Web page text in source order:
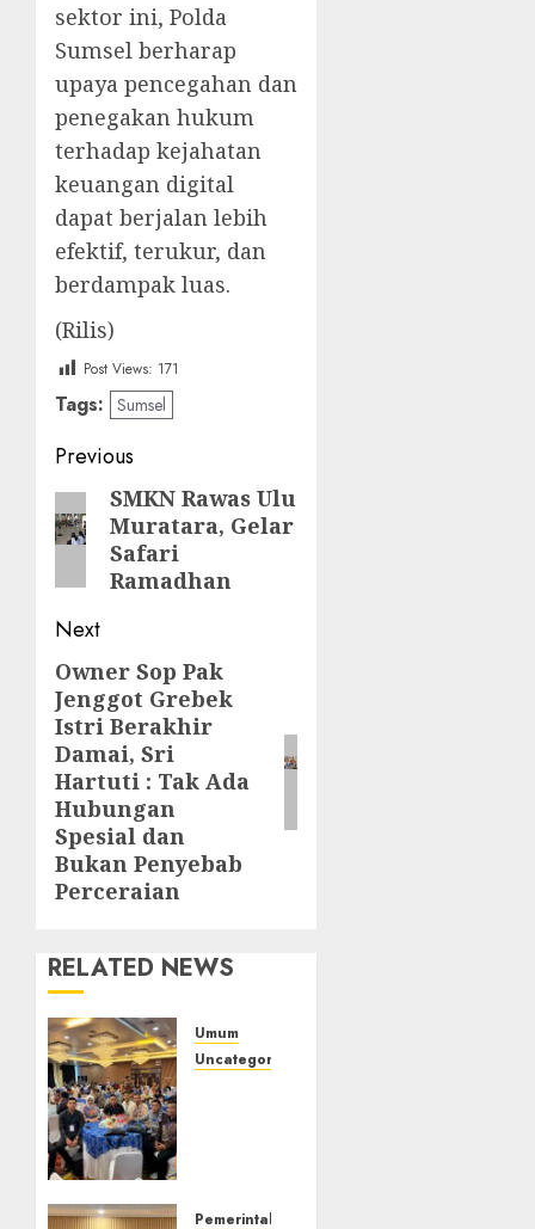
sektor ini, Polda
Sumsel berharap
upaya pencegahan dan
penegakan hukum
terhadap kejahatan
keuangan digital
dapat berjalan lebih
efektif, terukur, dan
berdampak luas.
(Rilis)
Post Views: 171
Tags: Sumsel
Post
navigation
Previous
Previous
post:
SMKN Rawas Ulu
Muratara, Gelar
Safari
Ramadhan
Next
Next
post:
Owner Sop Pak
Jenggot Grebek
Istri Berakhir
Damai, Sri
Hartuti : Tak Ada
Hubungan
Spesial dan
Bukan Penyebab
Perceraian
RELATED NEWS
Umum
Uncategorized
Ikuti
Pemerintahan